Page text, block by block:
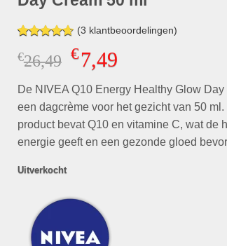
Gewaardeerd
4.67op 5
gebaseerd
waarderingen
(3 klantbeoordelingen)
€26,49 Oorspronkelijke
prijs
was:
€26,49.
€7,49Huidige
is:
€7,49.
De NIVEA Q10 Energy Healthy Glow
een dagcrème voor het gezicht van 50 ml.
product bevat Q10 en vitamine C, wat de
energie geeft en een gezonde gloed
Uitverkocht